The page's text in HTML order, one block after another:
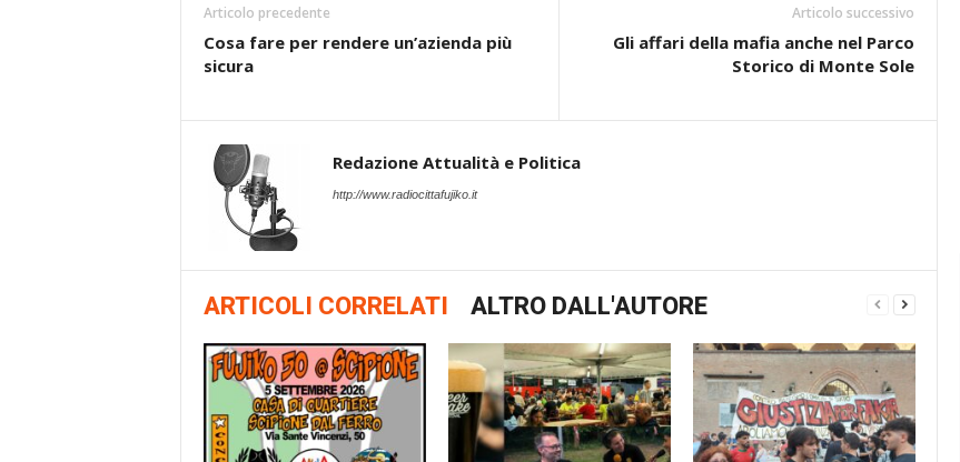
Articolo precedente
Cosa fare per rendere un’azienda più
sicura
Articolo successivo
Gli affari della mafia anche nel Parco
Storico di Monte Sole
Redazione Attualità e Politica
http://www.radiocittafujiko.it
ARTICOLI CORRELATI ALTRO DALL'AUTORE